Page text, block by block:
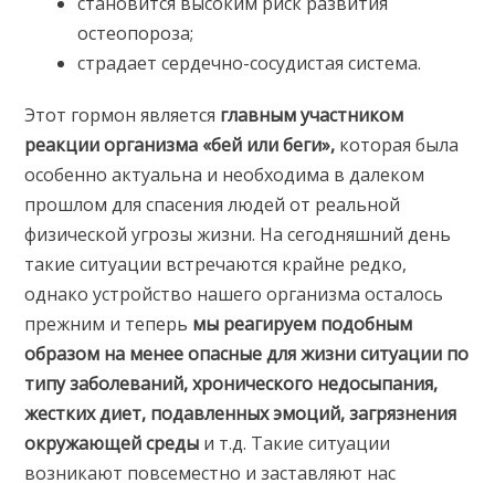
остеопороза;
страдает сердечно-сосудистая система.
Этот гормон является главным участником
реакции организма «бей или беги», которая была
особенно актуальна и необходима в далеком
прошлом для спасения людей от реальной
физической угрозы жизни. На сегодняшний день
такие ситуации встречаются крайне редко,
однако устройство нашего организма осталось
прежним и теперь мы реагируем подобным
образом на менее опасные для жизни ситуации по
типу заболеваний, хронического недосыпания,
жестких диет, подавленных эмоций, загрязнения
окружающей среды и т.д. Такие ситуации
возникают повсеместно и заставляют нас